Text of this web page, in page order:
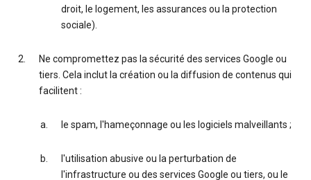
droit, le logement, les assurances ou la protection
sociale).
Ne compromettez pas la sécurité des services Google ou
tiers. Cela inclut la création ou la diffusion de contenus qui
facilitent :
le spam, l'hameçonnage ou les logiciels malveillants ;
l'utilisation abusive ou la perturbation de
l'infrastructure ou des services Google ou tiers, ou le